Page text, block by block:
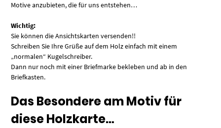
Motive anzubieten, die für uns entstehen…
Wichtig:
Sie können die Ansichtskarten versenden!!
Schreiben Sie Ihre Grüße auf dem Holz einfach mit einem
„normalen“ Kugelschreiber.
Dann nur noch mit einer Briefmarke bekleben und ab in den
Briefkasten.
Das Besondere am Motiv für
diese Holzkarte…